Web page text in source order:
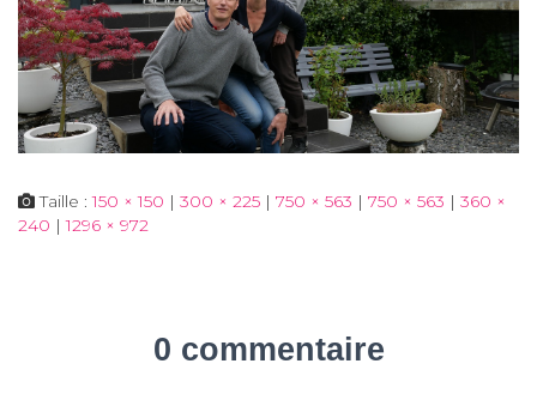
Taille :150 × 150 | 300 × 225 | 750 × 563 | 750 × 563 | 360 ×
240 | 1296 × 972
0 commentaire